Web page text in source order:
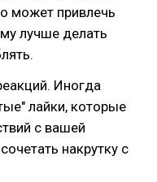
может привлечь
лучше делать
Иногда
лайки, которые
с вашей
накрутку с